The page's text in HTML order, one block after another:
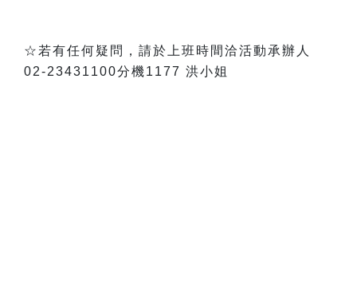
☆若有任何疑問，請於上班時間洽活動承辦人
02-23431100分機1177 洪小姐